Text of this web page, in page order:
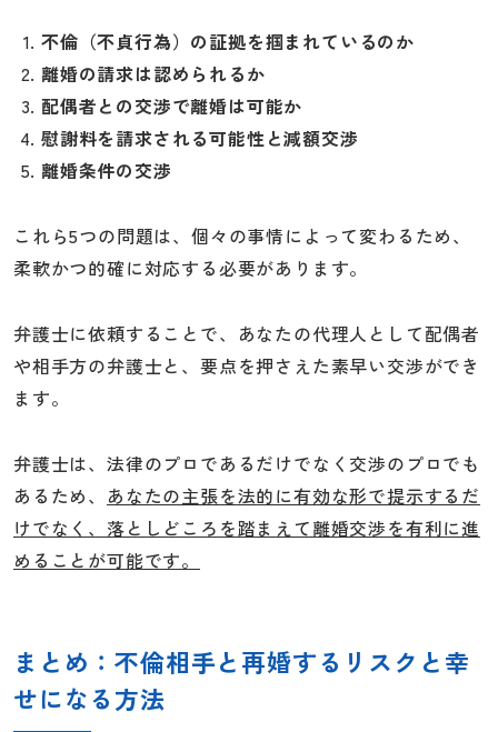
不倫（不貞行為）の証拠を掴まれているのか
離婚の請求は認められるか
配偶者との交渉で離婚は可能か
慰謝料を請求される可能性と減額交渉
離婚条件の交渉
これら5つの問題は、個々の事情によって変わるため、
柔軟かつ的確に対応する必要があります。
弁護士に依頼することで、あなたの代理人として配偶者
や相手方の弁護士と、要点を押さえた素早い交渉ができ
ます。
弁護士は、法律のプロであるだけでなく交渉のプロでも
あるため、 あなたの主張を法的に有効な形で提示するだ
けでなく、落としどころを踏まえて離婚交渉を有利に進
めることが可能です。
まとめ：不倫相手と再婚するリスクと幸
せになる方法